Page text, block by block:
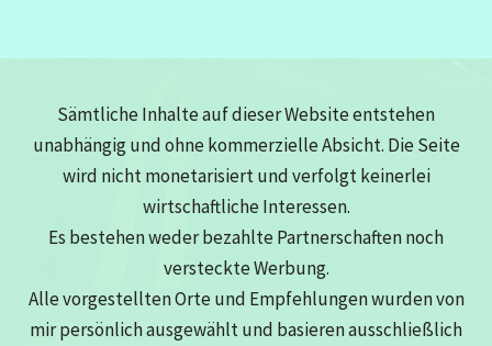
Sämtliche Inhalte auf dieser Website entstehen
unabhängig und ohne kommerzielle Absicht. Die Seite
wird nicht monetarisiert und verfolgt keinerlei
wirtschaftliche Interessen.
Es bestehen weder bezahlte Partnerschaften noch
versteckte Werbung.
Alle vorgestellten Orte und Empfehlungen wurden von
mir persönlich ausgewählt und basieren ausschließlich